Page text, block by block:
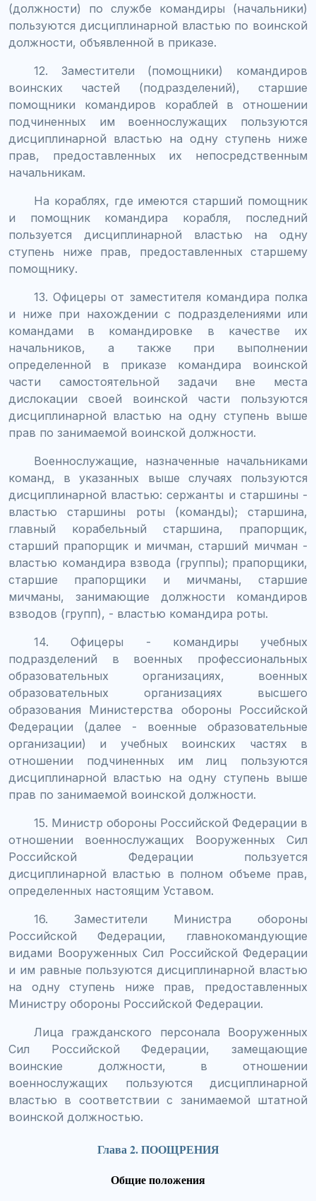
(должности) по службе командиры (начальники)
пользуются дисциплинарной властью по воинской
должности, объявленной в приказе.
12. Заместители (помощники) командиров
воинских частей (подразделений), старшие
помощники командиров кораблей в отношении
подчиненных им военнослужащих пользуются
дисциплинарной властью на одну ступень ниже
прав, предоставленных их непосредственным
начальникам.
На кораблях, где имеются старший помощник
и помощник командира корабля, последний
пользуется дисциплинарной властью на одну
ступень ниже прав, предоставленных старшему
помощнику.
13. Офицеры от заместителя командира полка
и ниже при нахождении с подразделениями или
командами в командировке в качестве их
начальников, а также при выполнении
определенной в приказе командира воинской
части самостоятельной задачи вне места
дислокации своей воинской части пользуются
дисциплинарной властью на одну ступень выше
прав по занимаемой воинской должности.
Военнослужащие, назначенные начальниками
команд, в указанных выше случаях пользуются
дисциплинарной властью: сержанты и старшины -
властью старшины роты (команды); старшина,
главный корабельный старшина, прапорщик,
старший прапорщик и мичман, старший мичман -
властью командира взвода (группы); прапорщики,
старшие прапорщики и мичманы, старшие
мичманы, занимающие должности командиров
взводов (групп), - властью командира роты.
14. Офицеры - командиры учебных
подразделений в военных профессиональных
образовательных организациях, военных
образовательных организациях высшего
образования Министерства обороны Российской
Федерации (далее - военные образовательные
организации) и учебных воинских частях в
отношении подчиненных им лиц пользуются
дисциплинарной властью на одну ступень выше
прав по занимаемой воинской должности.
15. Министр обороны Российской Федерации в
отношении военнослужащих Вооруженных Сил
Российской Федерации пользуется
дисциплинарной властью в полном объеме прав,
определенных настоящим Уставом.
16. Заместители Министра обороны
Российской Федерации, главнокомандующие
видами Вооруженных Сил Российской Федерации
и им равные пользуются дисциплинарной властью
на одну ступень ниже прав, предоставленных
Министру обороны Российской Федерации.
Лица гражданского персонала Вооруженных
Сил Российской Федерации, замещающие
воинские должности, в отношении
военнослужащих пользуются дисциплинарной
властью в соответствии с занимаемой штатной
воинской должностью.
Глава 2. ПООЩРЕНИЯ
Общие положения